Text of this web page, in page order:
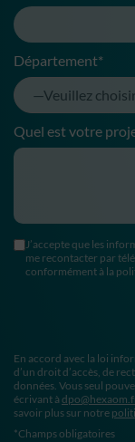
Département*
Quel est votre
J’accepte que les
me recontacter par
conformément à la
En accord avec la loi
d’un droit d’accès, de
données. Vous seul
écrivant à
savoir plus sur notre
*Champs obligatoires